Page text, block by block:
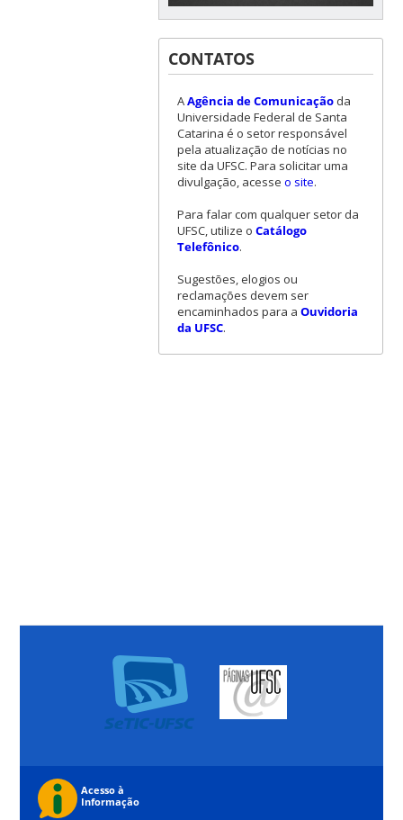
CONTATOS
AAgência de Comunicaçãoda
Universidade Federal de Santa
Catarina é o setor responsável
pela atualização de notícias no
site da UFSC. Para solicitar uma
divulgação, acesse o site.
Para falar com qualquer setor da
UFSC, utilize o Catálogo
Telefônico.
Sugestões, elogios ou
reclamações devem ser
encaminhados para a Ouvidoria
da UFSC.